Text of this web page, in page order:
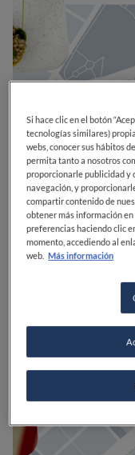
Si hace clic en el botón
tecnologías similares)
webs, conocer sus hábitos
permita tanto a nosotros
proporcionarle publicidad y
navegación, y
compartir contenido de
obtener más información
preferencias haciendo clic
momento, accediendo al
web. Más información